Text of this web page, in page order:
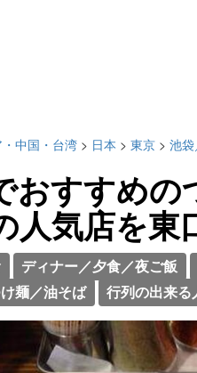
中国・台湾 > 日本 > 東京 > 池袋
おすすめの
人気店を東
ディナー／夕食／夜ご飯
麺／油そば
行列の出来る